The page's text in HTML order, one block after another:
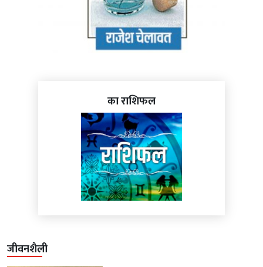
का राशिफल
जीवनशैली